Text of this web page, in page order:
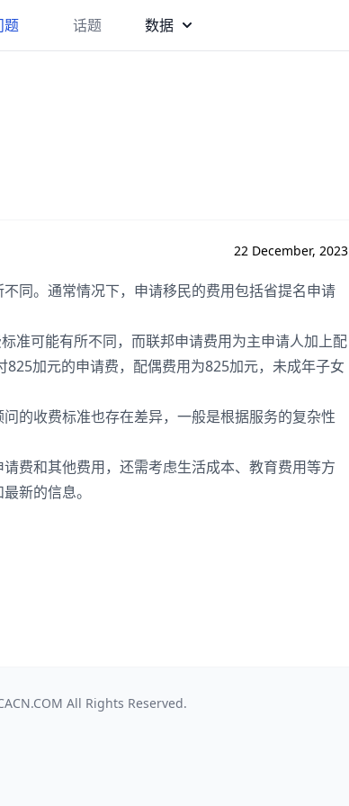
题 话题 数据
22 December, 2023
同。通常情况下，申请移民的费用包括省提名申请
准可能有所不同，而联邦申请费用为主申请人加上配
加元的申请费，配偶费用为825加元，未成年子女
的收费标准也存在差异，一般是根据服务的复杂性
费和其他费用，还需考虑生活成本、教育费用等方
新的信息。
All Rights Reserved.